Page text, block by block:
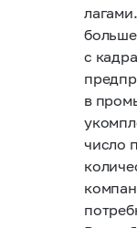
с
в
число